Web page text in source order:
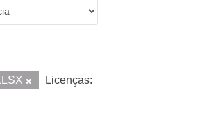
Licenças: